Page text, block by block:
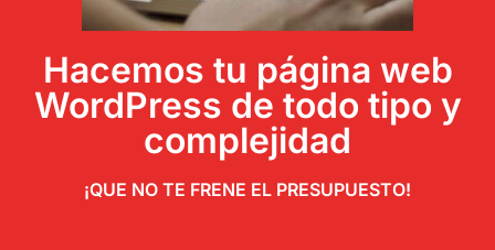
Hacemos tu página web
WordPress de todo tipo y
complejidad
¡QUE NO TE FRENE EL PRESUPUESTO!